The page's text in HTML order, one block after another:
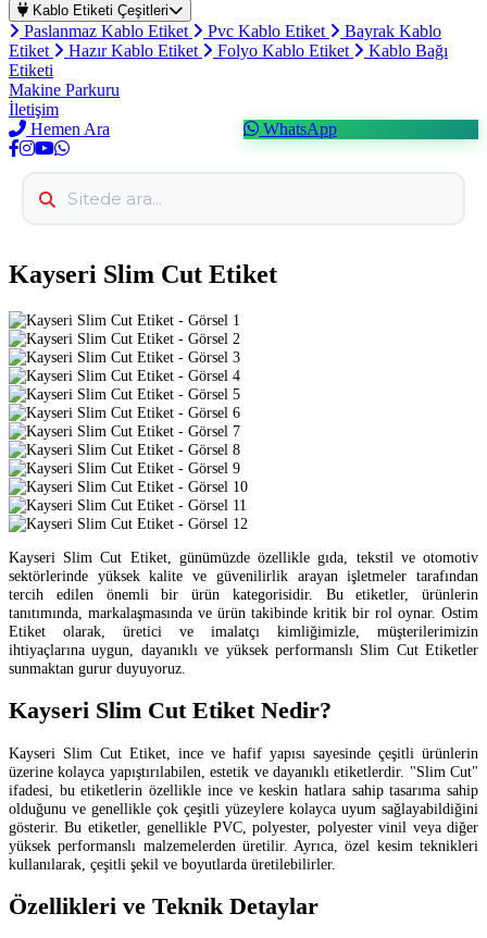
Kablo Etiketi Çeşitleri
Paslanmaz Kablo Etiket Pvc Kablo Etiket
Bayrak Kablo
Etiket
Hazır Kablo Etiket Folyo Kablo Etiket
Kablo Bağı
Etiketi
Makine Parkuru
İletişim
Hemen Ara
WhatsApp
Kayseri Slim Cut Etiket
Kayseri Slim Cut Etiket, günümüzde özellikle gıda, tekstil ve otomotiv
sektörlerinde yüksek kalite ve güvenilirlik arayan işletmeler tarafından
tercih edilen önemli bir ürün kategorisidir. Bu etiketler, ürünlerin
tanıtımında, markalaşmasında ve ürün takibinde kritik bir rol oynar. Ostim
Etiket olarak, üretici ve imalatçı kimliğimizle, müşterilerimizin
ihtiyaçlarına uygun, dayanıklı ve yüksek performanslı Slim Cut Etiketler
sunmaktan gurur duyuyoruz.
Kayseri Slim Cut Etiket Nedir?
Kayseri Slim Cut Etiket, ince ve hafif yapısı sayesinde çeşitli ürünlerin
üzerine kolayca yapıştırılabilen, estetik ve dayanıklı etiketlerdir. "Slim Cut"
ifadesi, bu etiketlerin özellikle ince ve keskin hatlara sahip tasarıma sahip
olduğunu ve genellikle çok çeşitli yüzeylere kolayca uyum sağlayabildiğini
gösterir. Bu etiketler, genellikle PVC, polyester, polyester vinil veya diğer
yüksek performanslı malzemelerden üretilir. Ayrıca, özel kesim teknikleri
kullanılarak, çeşitli şekil ve boyutlarda üretilebilirler.
Özellikleri ve Teknik Detaylar